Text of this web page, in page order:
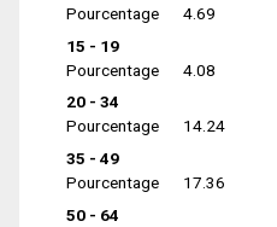
Pourcentage
4.69
15 - 19
Pourcentage
4.08
20 - 34
Pourcentage
14.24
35 - 49
Pourcentage
17.36
50 - 64